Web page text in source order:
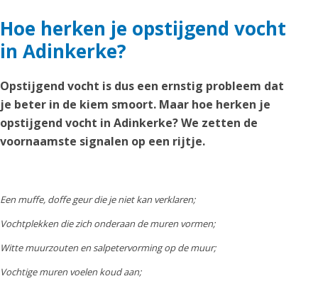
Hoe herken je opstijgend vocht
in Adinkerke?
Opstijgend vocht is dus een ernstig probleem dat
je beter in de kiem smoort. Maar hoe herken je
opstijgend vocht in Adinkerke? We zetten de
voornaamste signalen op een rijtje.
Een muffe, doffe geur die je niet kan verklaren;
Vochtplekken die zich onderaan de muren vormen;
Witte muurzouten en salpetervorming op de muur;
Vochtige muren voelen koud aan;